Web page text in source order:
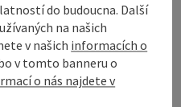
do budoucna. Další
na našich
v našich informacích o
v tomto banneru o
o nás najdete v